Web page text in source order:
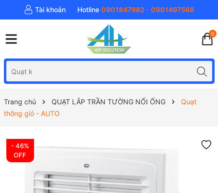
Tài khoản Hotline 0901847982 - 0901497568
0
Trang chủ QUẠT LẮP TRẦN TƯỜNG NỐI ỐNG
Quạt
thông gió - AUTO
- 46%
OFF